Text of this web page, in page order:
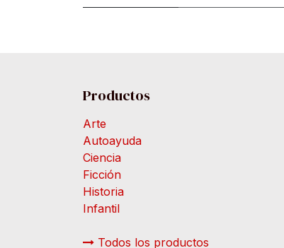
Productos
Arte
Autoayuda
Ciencia
Ficción
Historia
Infantil
Todos los productos